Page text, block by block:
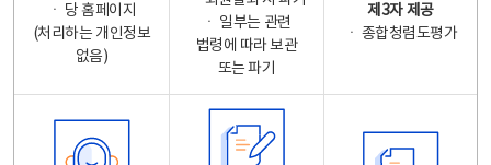
ㆍ 당 홈페이지
(처리하는 개인정보
없음)
ㆍ 일부는 관련
법령에 따라 보관
또는 파기
제3자 제공
ㆍ 종합청렴도평가